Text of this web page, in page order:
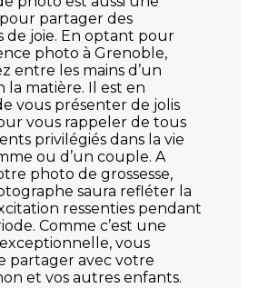
partager des
de joie. En optant pour
photo à Grenoble,
entre les mains d’un
la matière. Il est en
vous présenter de jolis
vous rappeler de tous
privilégiés dans la vie
ou d’un couple. A
photo de grossesse,
saura refléter la
ressenties pendant
Comme c’est une
vous
partager avec votre
et vos autres enfants.